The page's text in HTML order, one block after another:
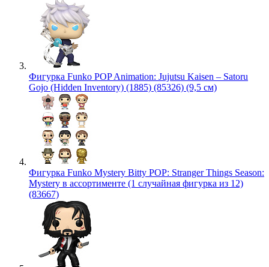
Фигурка Funko POP Animation: Jujutsu Kaisen – Satoru
Gojo (Hidden Inventory) (1885) (85326) (9,5 см)
Фигурка Funko Mystery Bitty POP: Stranger Things Season:
Mystery в ассортименте (1 случайная фигурка из 12)
(83667)